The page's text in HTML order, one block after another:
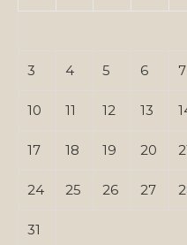
3 4 5 6 7
10 11 12 13
17 18 19 20
24 25 26 27
31